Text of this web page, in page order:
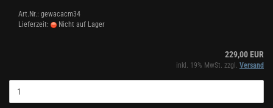
Art.Nr.: gewacacm34
Lieferzeit:
Nicht auf Lager
229,00 EUR
inkl. 19% MwSt. zzgl. Versand